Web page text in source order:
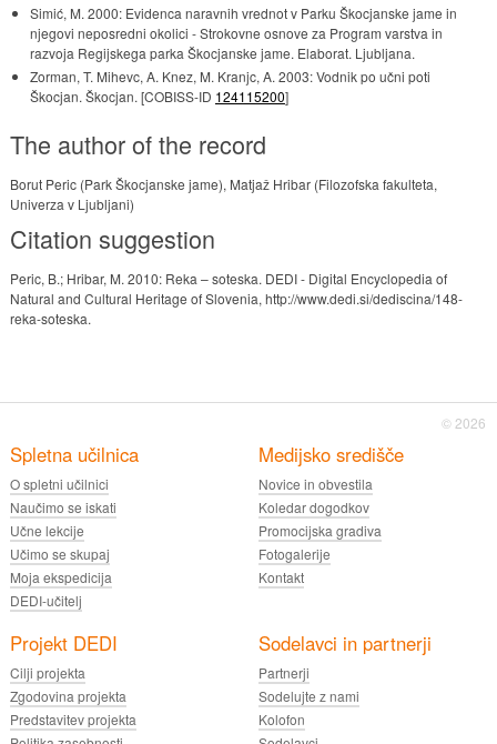
Simić, M. 2000: Evidenca naravnih vrednot v Parku Škocjanske jame in
njegovi neposredni okolici - Strokovne osnove za Program varstva in
razvoja Regijskega parka Škocjanske jame. Elaborat. Ljubljana.
Zorman, T. Mihevc, A. Knez, M. Kranjc, A. 2003: Vodnik po učni poti
Škocjan. Škocjan. [COBISS-ID 124115200]
The author of the record
Borut Peric (Park Škocjanske jame), Matjaž Hribar (Filozofska fakulteta,
Univerza v Ljubljani)
Citation suggestion
Peric, B.; Hribar, M. 2010: Reka – soteska. DEDI - Digital Encyclopedia of
Natural and Cultural Heritage of Slovenia, http://www.dedi.si/dediscina/148-
reka-soteska.
© 2026
Spletna učilnica
O spletni učilnici
Naučimo se iskati
Učne lekcije
Učimo se skupaj
Moja ekspedicija
DEDI-učitelj
Medijsko središče
Novice in obvestila
Koledar dogodkov
Promocijska gradiva
Fotogalerije
Kontakt
Projekt DEDI
Cilji projekta
Zgodovina projekta
Predstavitev projekta
Sodelavci in partnerji
Partnerji
Sodelujte z nami
Kolofon